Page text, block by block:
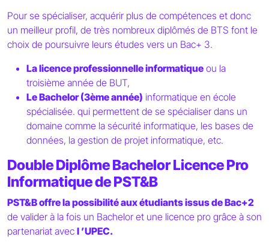
Pour se spécialiser, acquérir plus de compétences et donc
un meilleur profil, de très nombreux diplômés de BTS font le
choix de poursuivre leurs études vers un Bac+ 3.
La licence professionnelle informatique ou la
troisième année de BUT,
Le Bachelor (3ème année) informatique en école
spécialisée. qui permettent de se spécialiser dans un
domaine comme la sécurité informatique, les bases de
données, la gestion de projet informatique, etc.
Double Diplôme Bachelor Licence Pro
Informatique de PST&B
PST&B offre la possibilité aux étudiants issus de Bac+2
de valider à la fois un Bachelor et une licence pro grâce à son
partenariat avec l ’UPEC.